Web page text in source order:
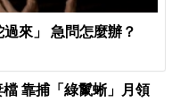
來」 急問怎麼辦？
靠捕「綠鬣蜥」月領